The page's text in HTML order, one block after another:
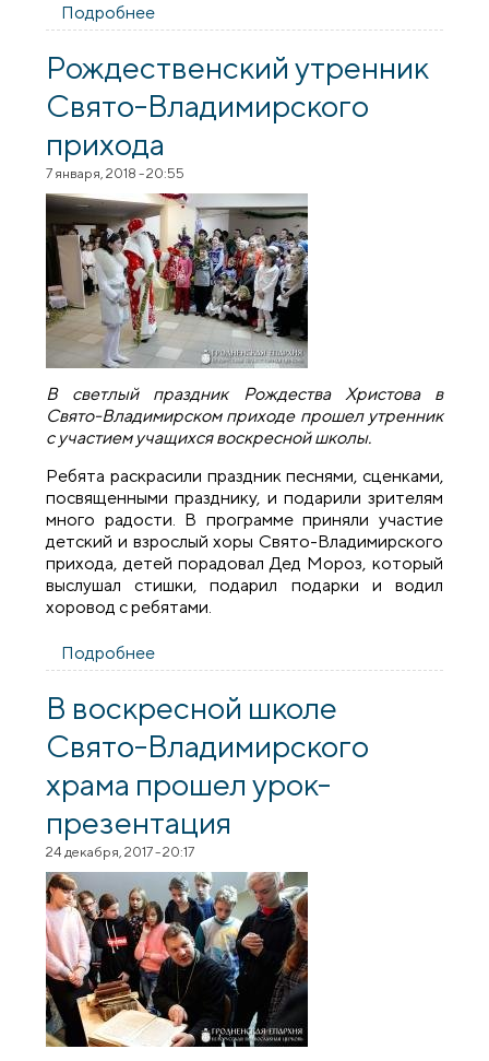
Подробнее
просветительском клубе «Денница»
Рождественский утренник
Свято-Владимирского
прихода
7 января, 2018 - 20:55
В светлый праздник Рождества Христова в
Свято-Владимирском приходе прошел утренник
с участием учащихся воскресной школы.
Ребята раскрасили праздник песнями, сценками,
посвященными празднику, и подарили зрителям
много радости. В программе приняли участие
детский и взрослый хоры Свято-Владимирского
прихода, детей порадовал Дед Мороз, который
выслушал стишки, подарил подарки и водил
хоровод с ребятами.
Подробнее
Владимирского прихода
В воскресной школе
Свято-Владимирского
храма прошел урок-
презентация
24 декабря, 2017 - 20:17